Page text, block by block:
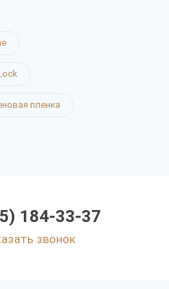
пленка
184-33-37
звонок